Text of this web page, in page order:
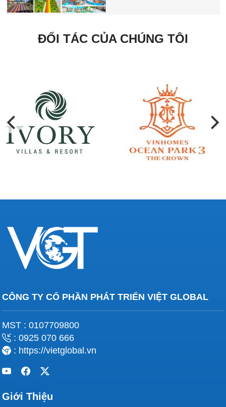
ĐỐI TÁC CỦA CHÚNG TÔI
CÔNG TY CỔ PHẦN PHÁT TRIỂN VIỆT GLOBAL
MST : 0107709800
: 0925 070 666
: https://vietglobal.vn
Giới Thiệu